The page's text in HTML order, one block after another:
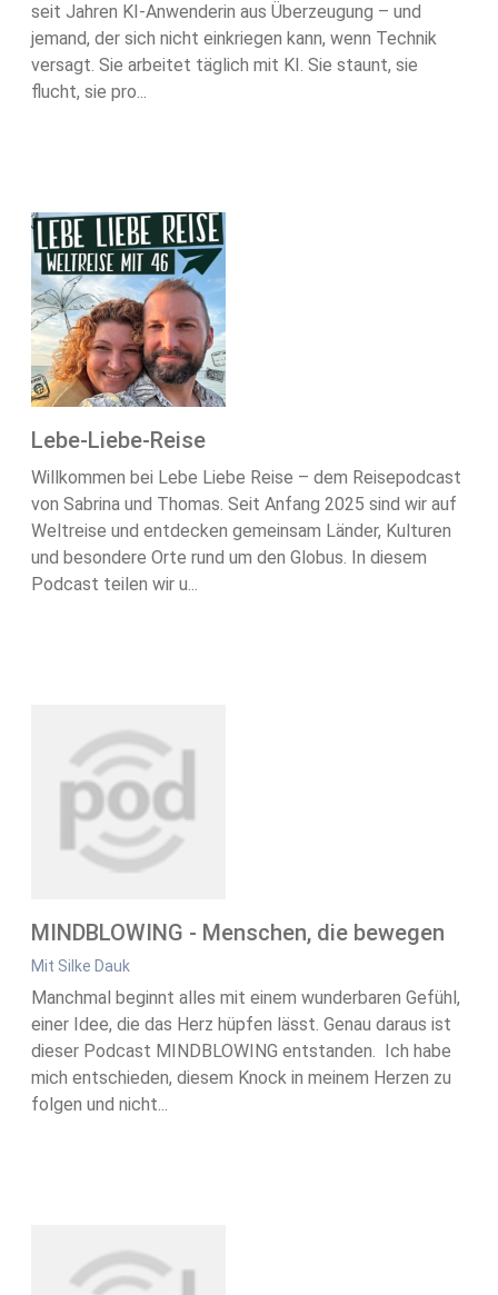
seit Jahren KI-Anwenderin aus Überzeugung – und
jemand, der sich nicht einkriegen kann, wenn Technik
versagt. Sie arbeitet täglich mit KI. Sie staunt, sie
flucht, sie pro...
Lebe-Liebe-Reise
Willkommen bei Lebe Liebe Reise – dem Reisepodcast
von Sabrina und Thomas. Seit Anfang 2025 sind wir auf
Weltreise und entdecken gemeinsam Länder, Kulturen
und besondere Orte rund um den Globus. In diesem
Podcast teilen wir u...
MINDBLOWING - Menschen, die bewegen
Mit Silke Dauk
Manchmal beginnt alles mit einem wunderbaren Gefühl,
einer Idee, die das Herz hüpfen lässt. Genau daraus ist
dieser Podcast MINDBLOWING entstanden. Ich habe
mich entschieden, diesem Knock in meinem Herzen zu
folgen und nicht...